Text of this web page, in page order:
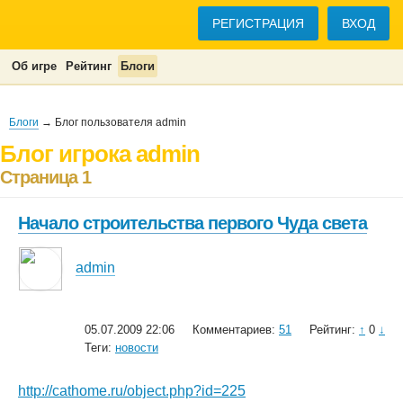
РЕГИСТРАЦИЯ ВХОД
Об игре Рейтинг Блоги
Блоги → Блог пользователя admin
Блог игрока admin
Страница 1
Начало строительства первого Чуда света
admin
05.07.2009 22:06 Комментариев: 51 Рейтинг: ↑ 0 ↓
Теги: новости
http://cathome.ru/object.php?id=225